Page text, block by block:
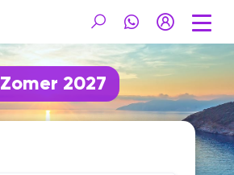
Zomer 2027